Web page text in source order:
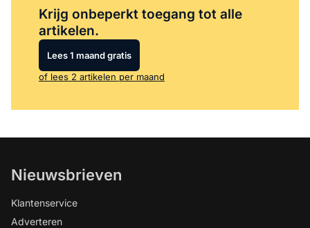
Krijg onbeperkt toegang tot alle
artikelen.
Lees 1 maand gratis
of lees 2 artikelen per maand
Nieuwsbrieven
Klantenservice
Adverteren